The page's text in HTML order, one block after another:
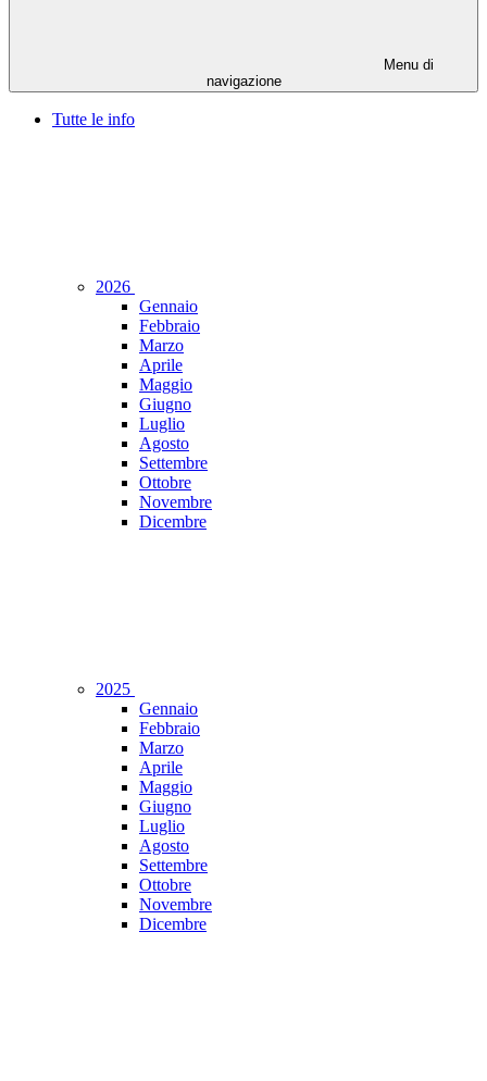
Menu di
navigazione
Tutte le info
2026
Gennaio
Febbraio
Marzo
Aprile
Maggio
Giugno
Luglio
Agosto
Settembre
Ottobre
Novembre
Dicembre
2025
Gennaio
Febbraio
Marzo
Aprile
Maggio
Giugno
Luglio
Agosto
Settembre
Ottobre
Novembre
Dicembre